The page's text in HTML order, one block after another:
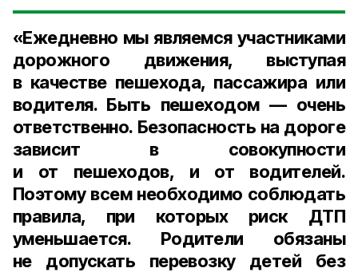
«Ежедневно мы являемся участниками
дорожного движения, выступая
в качестве пешехода, пассажира или
водителя. Быть пешеходом — очень
ответственно. Безопасность на дороге
зависит в совокупности
и от пешеходов, и от водителей.
Поэтому всем необходимо соблюдать
правила, при которых риск ДТП
уменьшается. Родители обязаны
не допускать перевозку детей без